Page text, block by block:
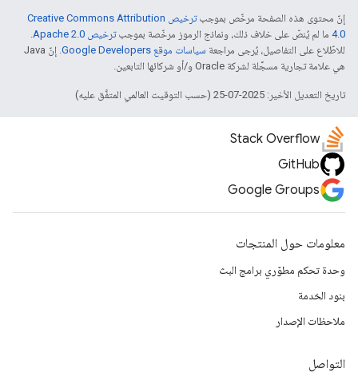
إنّ محتوى هذه الصفحة مرخّص بموجب
ترخيص Creative Commons Attribution
4.0‏ ما لم يُنصّ على خلاف ذلك، ونماذج الرموز مرخّصة بموجبترخيص Apache 2.0‏
.
للاطّلاع على التفاصيل، يُرجى مراجعة سياسات موقع Google Developers‏
. إنّ Java
هي علامة تجارية مسجَّلة لشركة Oracle و/أو شركائها التابعين.
تاريخ التعديل الأخير: 2025-07-25 (حسب التوقيت العالمي المتفَّق عليه)
Stack Overflow
GitHub
Google Groups
معلومات حول المنتجات
وحدة تحكم مطوّري برامج البث
بنود الخدمة
ملاحظات الإصدار
التواصل